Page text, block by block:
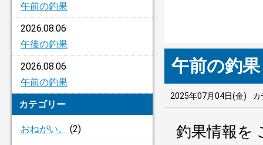
午前の釣果
2026.08.06
午後の釣果
2026.08.06
午前の釣果
カテゴリー
おねがい。
(2)
午前の釣果
2025年07月04日(金) カ
釣果情報を